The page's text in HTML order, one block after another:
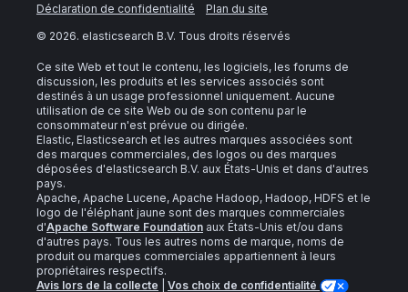
Déclaration de confidentialité
Plan du site
© 2026. elasticsearch B.V. Tous droits réservés
Ce site Web et tout le contenu, les logiciels, les forums de
discussion, les produits et les services associés sont
destinés à un usage professionnel uniquement. Aucune
utilisation de ce site Web ou de son contenu par le
consommateur n'est prévue ou dirigée.
Elastic, Elasticsearch et les autres marques associées sont
des marques commerciales, des logos ou des marques
déposées d'elasticsearch B.V. aux États-Unis et dans d'autres
pays.
Apache, Apache Lucene, Apache Hadoop, Hadoop, HDFS et le
logo de l'éléphant jaune sont des marques commerciales
d'Apache Software Foundation aux États-Unis et/ou dans
d'autres pays. Tous les autres noms de marque, noms de
produit ou marques commerciales appartiennent à leurs
propriétaires respectifs.
Avis lors de la collecte
Vos choix de confidentialité